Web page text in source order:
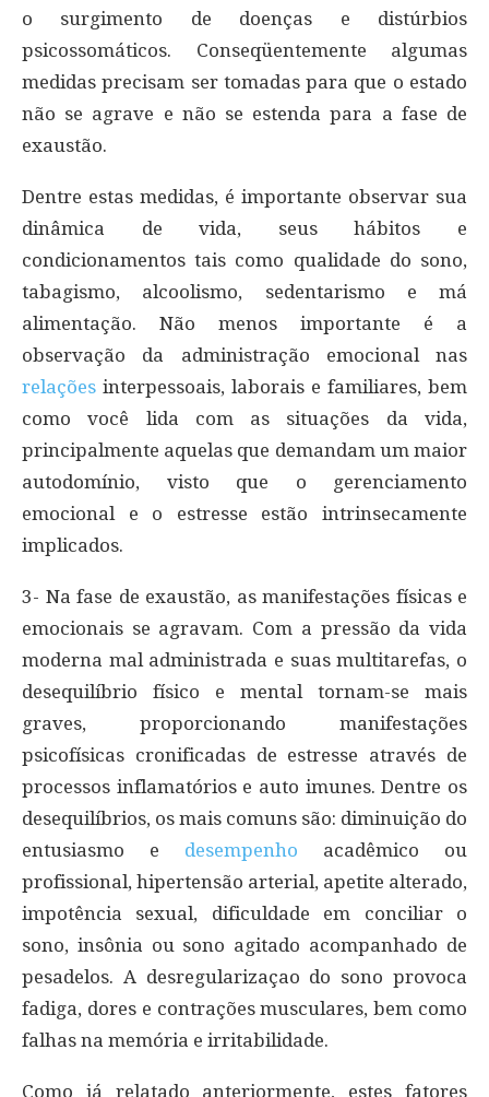
o surgimento de doenças e distúrbios
psicossomáticos. Conseqüentemente algumas
medidas precisam ser tomadas para que o estado
não se agrave e não se estenda para a fase de
exaustão.
Dentre estas medidas, é importante observar sua
dinâmica de vida, seus hábitos e
condicionamentos tais como qualidade do sono,
tabagismo, alcoolismo, sedentarismo e má
alimentação. Não menos importante é a
observação da administração emocional nas
relações interpessoais, laborais e familiares, bem
como você lida com as situações da vida,
principalmente aquelas que demandam um maior
autodomínio, visto que o gerenciamento
emocional e o estresse estão intrinsecamente
implicados.
3- Na fase de exaustão, as manifestações físicas e
emocionais se agravam. Com a pressão da vida
moderna mal administrada e suas multitarefas, o
desequilíbrio físico e mental tornam-se mais
graves, proporcionando manifestações
psicofísicas cronificadas de estresse através de
processos inflamatórios e auto imunes. Dentre os
desequilíbrios, os mais comuns são: diminuição do
entusiasmo e desempenho acadêmico ou
profissional, hipertensão arterial, apetite alterado,
impotência sexual, dificuldade em conciliar o
sono, insônia ou sono agitado acompanhado de
pesadelos. A desregularizaçao do sono provoca
fadiga, dores e contrações musculares, bem como
falhas na memória e irritabilidade.
Como já relatado anteriormente, estes fatores